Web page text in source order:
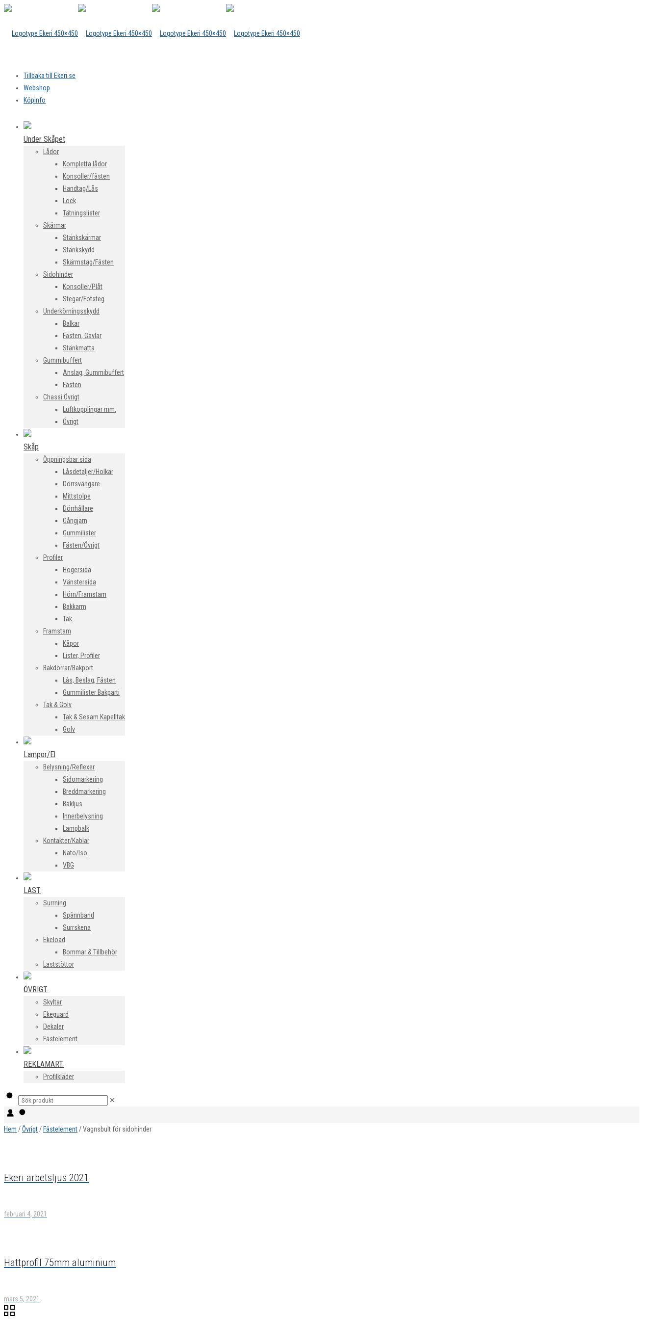
Tillbaka till Ekeri.se
Webshop
Köpinfo
Under Skåpet
Lådor
Kompletta lådor
Konsoller/fästen
Handtag/Lås
Lock
Tätningslister
Skärmar
Stänkskärmar
Stänkskydd
Skärmstag/Fästen
Sidohinder
Konsoller/Plåt
Stegar/Fotsteg
Underkörningsskydd
Balkar
Fästen, Gavlar
Stänkmatta
Gummibuffert
Anslag, Gummibuffert
Fästen
Chassi Övrigt
Luftkopplingar mm.
Övrigt
Skåp
Öppningsbar sida
Låsdetaljer/Holkar
Dörrsvängare
Mittstolpe
Dörrhållare
Gångjärn
Gummilister
Fästen/Övrigt
Profiler
Högersida
Vänstersida
Hörn/Framstam
Bakkarm
Tak
Framstam
Kåpor
Lister, Profiler
Bakdörrar/Bakport
Lås, Beslag, Fästen
Gummilister Bakparti
Tak & Golv
Tak & Sesam Kapelltak
Golv
Lampor/El
Belysning/Reflexer
Sidomarkering
Breddmarkering
Bakljus
Innerbelysning
Lampbalk
Kontakter/Kablar
Nato/Iso
VBG
LAST
Surrning
Spännband
Surrskena
Ekeload
Bommar & Tillbehör
Laststöttor
ÖVRIGT
Skyltar
Ekeguard
Dekaler
Fästelement
REKLAMART.
Profilkläder
✕
Hem /Övrigt/ Fästelement/ Vagnsbult för sidohinder
Ekeri arbetsljus 2021
februari 4, 2021
Hattprofil 75mm aluminium
mars 5, 2021